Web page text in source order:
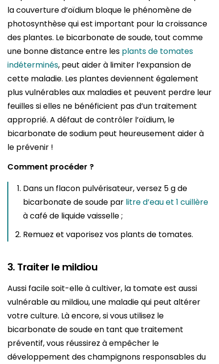
la couverture d’oïdium bloque le phénomène de
photosynthèse qui est important pour la croissance
des plantes. Le bicarbonate de soude, tout comme
une bonne distance entre les plants de tomates
indéterminés, peut aider à limiter l’expansion de
cette maladie. Les plantes deviennent également
plus vulnérables aux maladies et peuvent perdre leur
feuilles si elles ne bénéficient pas d’un traitement
approprié. A défaut de contrôler l’oïdium, le
bicarbonate de sodium peut heureusement aider à
le prévenir !
Comment procéder ?
Dans un flacon pulvérisateur, versez 5 g de
bicarbonate de soude par litre d’eau et 1 cuillère
à café de liquide vaisselle ;
Remuez et vaporisez vos plants de tomates.
3. Traiter le mildiou
Aussi facile soit-elle à cultiver, la tomate est aussi
vulnérable au mildiou, une maladie qui peut altérer
votre culture. Là encore, si vous utilisez le
bicarbonate de soude en tant que traitement
préventif, vous réussirez à empêcher le
développement des champignons responsables du